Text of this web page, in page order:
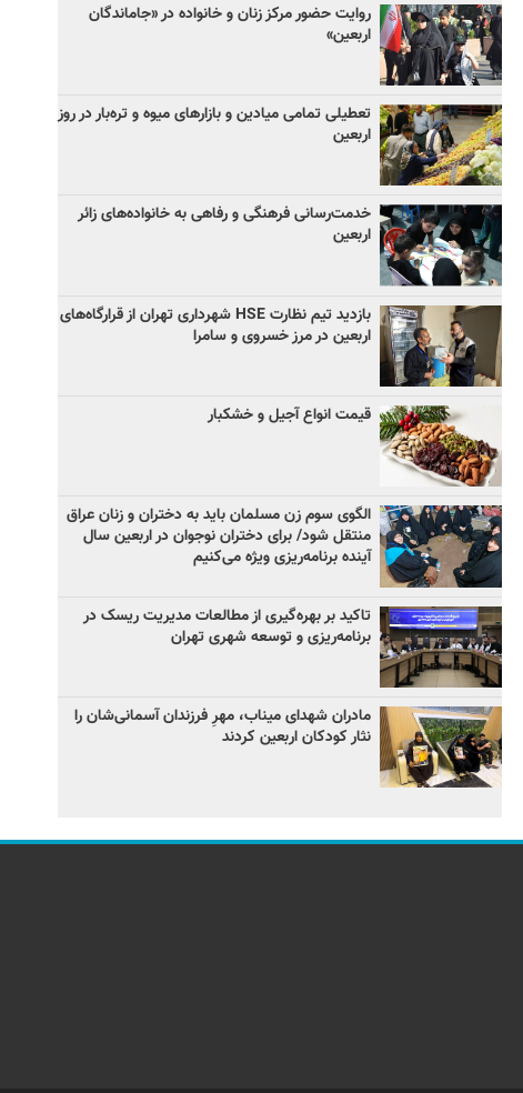
روایت حضور مرکز زنان و خانواده در «جاماندگان
اربعین»
تعطیلی تمامی میادین و بازارهای میوه و تره‌بار در روز
اربعین
خدمت‌رسانی فرهنگی و رفاهی به خانواده‌های زائر
اربعین
بازدید تیم نظارت HSE شهرداری تهران از قرارگاه‌های
اربعین در مرز خسروی و سامرا
قیمت انواع آجیل و خشکبار
الگوی سوم زن مسلمان باید به دختران و زنان عراق
منتقل شود/ برای دختران نوجوان در اربعین سال
آینده برنامه‌ریزی ویژه می‌کنیم
تاکید بر بهره‌گیری از مطالعات مدیریت ریسک در
برنامه‌ریزی و توسعه شهری تهران
مادران شهدای میناب، مهرِ فرزندان آسمانی‌شان را
نثار کودکان اربعین کردند